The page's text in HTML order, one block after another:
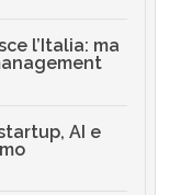
l’Italia: ma
AI e